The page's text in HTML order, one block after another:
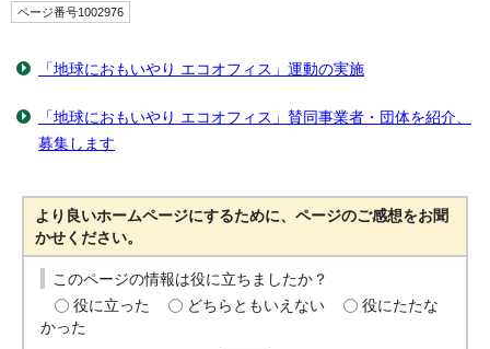
ページ番号1002976
「地球におもいやり エコオフィス」運動の実施
「地球におもいやり エコオフィス」賛同事業者・団体を紹介、
募集します
より良いホームページにするために、ページのご感想をお聞
かせください。
このページの情報は役に立ちましたか？
役に立った
どちらともいえない
役にたたな
かった